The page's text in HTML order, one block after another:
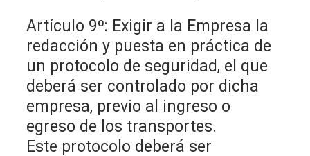
Artículo 9º: Exigir a la Empresa la
redacción y puesta en práctica de
un protocolo de seguridad, el que
deberá ser controlado por dicha
empresa, previo al ingreso o
egreso de los transportes.
Este protocolo deberá ser